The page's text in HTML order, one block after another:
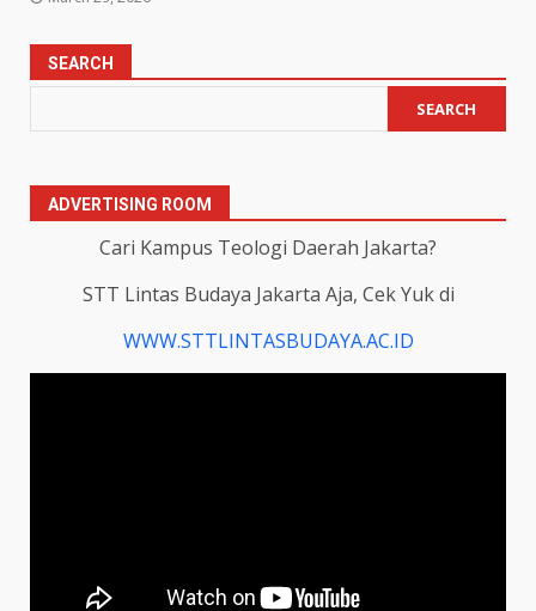
SEARCH
SEARCH
ADVERTISING ROOM
Cari Kampus Teologi Daerah Jakarta?
STT Lintas Budaya Jakarta Aja, Cek Yuk di
WWW.STTLINTASBUDAYA.AC.ID